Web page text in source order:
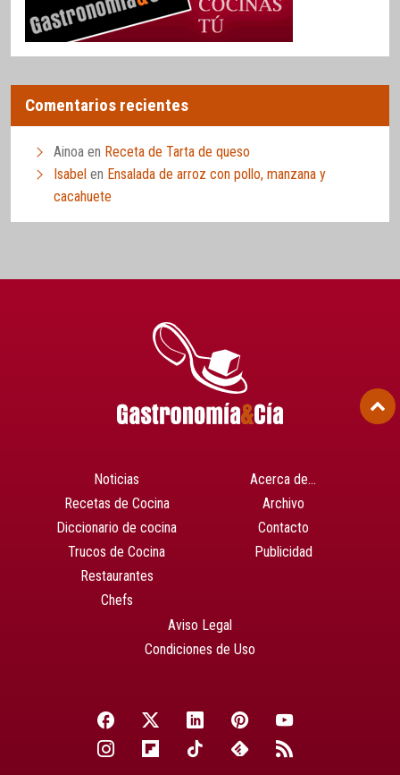
Comentarios recientes
Ainoa en Receta de Tarta de queso
Isabel en Ensalada de arroz con pollo, manzana y
cacahuete
Noticias
Recetas de Cocina
Diccionario de cocina
Trucos de Cocina
Restaurantes
Chefs
Acerca de…
Archivo
Contacto
Publicidad
Aviso Legal
Condiciones de Uso